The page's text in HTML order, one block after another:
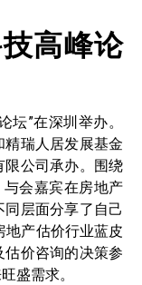
高峰论
坛”在深圳举办。
瑞人居发展基金
限公司承办。围绕
与会嘉宾在房地产
层面分享了自己
产估价行业蓝皮
价咨询的决策参
盛需求。